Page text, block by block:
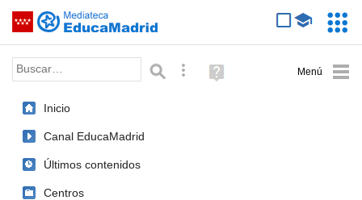
Saltar navegación
Palabra o frase: Búsqueda avanzada
Ayuda
(en
Inicio
Canal EducaMadrid
Últimos contenidos
Centros